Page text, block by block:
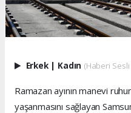
Erkek | Kadın (Haberi
Ramazan ayının manevi
yaşanmasını sağlayan